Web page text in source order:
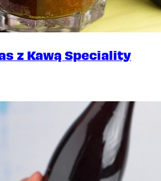
z Kawą Speciality